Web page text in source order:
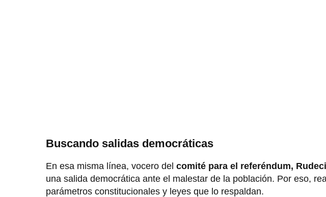
Buscando salidas democráticas
En esa misma línea, vocero del comité para el referéndum,
una salida democrática ante el malestar de la población. Por eso,
parámetros constitucionales y leyes que lo respaldan.